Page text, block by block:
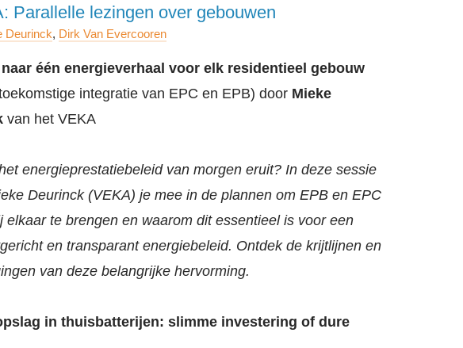
Parallelle lezingen over gebouwen
Deurinck, Dirk Van Evercooren
naar één energieverhaal voor elk residentieel gebouw
integratie van EPC en EPB) door Mieke
van het VEKA
energieprestatiebeleid van morgen eruit? In deze sessie
Deurinck (VEKA) je mee in de plannen om EPB en EPC
elkaar te brengen en waarom dit essentieel is voor een
en transparant energiebeleid. Ontdek de krijtlijnen en
van deze belangrijke hervorming.
in thuisbatterijen: slimme investering of dure